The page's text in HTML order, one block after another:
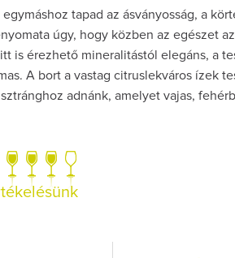
tapad az ásványosság, a
úgy, hogy közben az egészet
is érezhető mineralitástól elegáns, a
A bort a vastag citruslekváros ízek
adnánk, amelyet vajas,